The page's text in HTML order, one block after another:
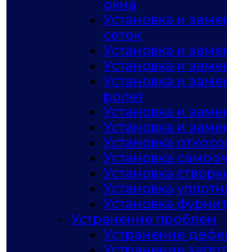
окна
Установка и
сеток
Установка и
Установка и
Установка и
ролет
Установка и
Установка и
Установка
Установка
Установка
Установка
Установка
Устранение проблем
Устранение